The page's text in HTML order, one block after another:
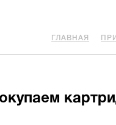
ГЛАВНАЯ